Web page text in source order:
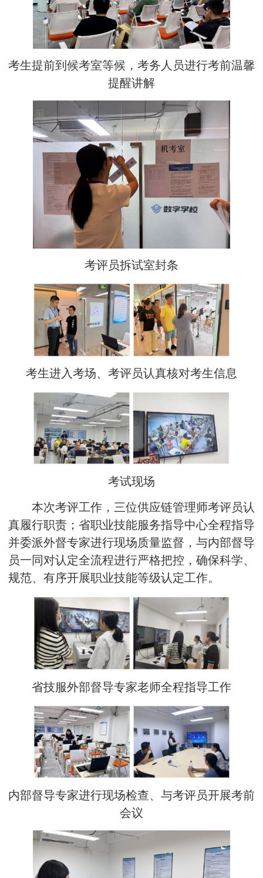
考生提前到候考室等候，考务人员进行考前温馨
提醒讲解
考评员拆试室封条
考生进入考场、考评员认真核对考生信息
考试现场
本次考评工作，三位供应链管理师考评员认
真履行职责；省职业技能服务指导中心全程指导
并委派外督专家进行现场质量监督，与内部督导
员一同对认定全流程进行严格把控，确保科学、
规范、有序开展职业技能等级认定工作。
省技服外部督导专家老师全程指导工作
内部督导专家进行现场检查、与考评员开展考前
会议